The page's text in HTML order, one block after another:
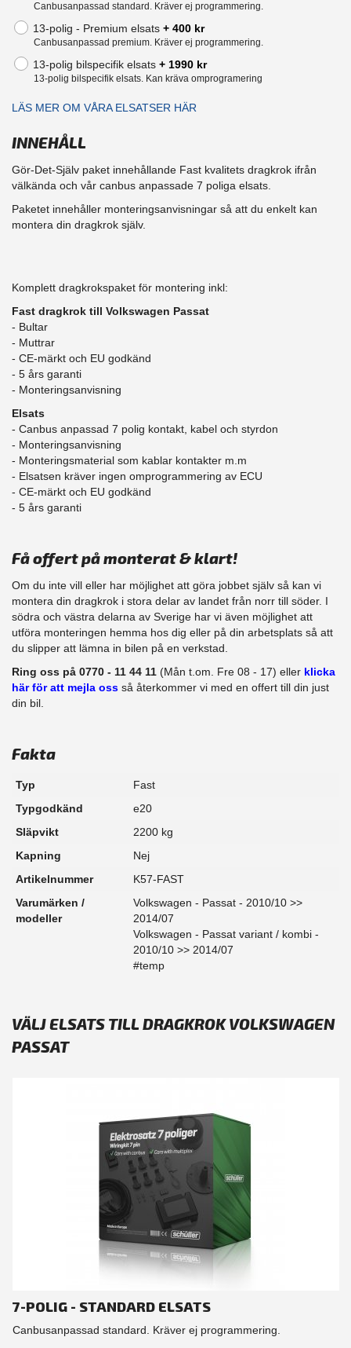
Canbusanpassad standard. Kräver ej programmering.
13-polig - Premium elsats + 400 kr
Canbusanpassad premium. Kräver ej programmering.
13-polig bilspecifik elsats + 1990 kr
13-polig bilspecifik elsats. Kan kräva omprogramering
LÄS MER OM VÅRA ELSATSER HÄR
INNEHÅLL
Gör-Det-Själv paket innehållande Fast kvalitets dragkrok ifrån
välkända och vår canbus anpassade 7 poliga elsats.
Paketet innehåller monteringsanvisningar så att du enkelt kan
montera din dragkrok själv.
Komplett dragkrokspaket för montering inkl:
Fast dragkrok till Volkswagen Passat
- Bultar
- Muttrar
- CE-märkt och EU godkänd
​- 5 års garanti
- Monteringsanvisning
Elsats
- Canbus anpassad 7 polig kontakt, kabel och styrdon
- Monteringsanvisning
- Monteringsmaterial som kablar kontakter m.m
- Elsatsen kräver ingen omprogrammering av ECU
- CE-märkt och EU godkänd
​- 5 års garanti
Få offert på monterat & klart!
Om du inte vill eller har möjlighet att göra jobbet själv så kan vi
montera din dragkrok i stora delar av landet från norr till söder. I
södra och västra delarna av Sverige har vi även möjlighet att
​utföra monteringen hemma hos dig eller på din arbetsplats så att
du slipper att lämna in bilen på en verkstad.
Ring oss på 0770 - 11 44 11 (Mån t.om. Fre 08 - 17) eller klicka
här för att mejla oss så återkommer vi med en offert till din just
din bil.
Fakta
Typ
Fast
Typgodkänd
e20
Släpvikt
2200 kg
Kapning
Nej
Artikelnummer
K57-FAST
Varumärken /
modeller
Volkswagen - Passat - 2010/10 >>
2014/07
Volkswagen - Passat variant / kombi -
2010/10 >> 2014/07
#temp
VÄLJ ELSATS TILL DRAGKROK VOLKSWAGEN
PASSAT
7-POLIG - STANDARD ELSATS
Canbusanpassad standard. Kräver ej programmering.